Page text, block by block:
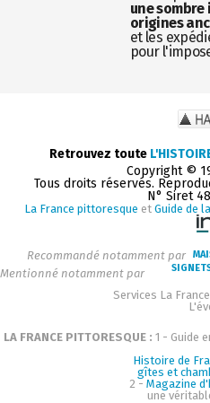
une sombre
origines
et les
pour
Retrouvez toute
Copyright ©
Tous droits réservés.
N° Siret
La France pittoresque et Guide de
Recommandé notamment par
Mentionné notamment par
Services La
LA FRANCE PITTORESQUE : 1 - Guide
Histoire de
gîtes et
2 - Magazine
une